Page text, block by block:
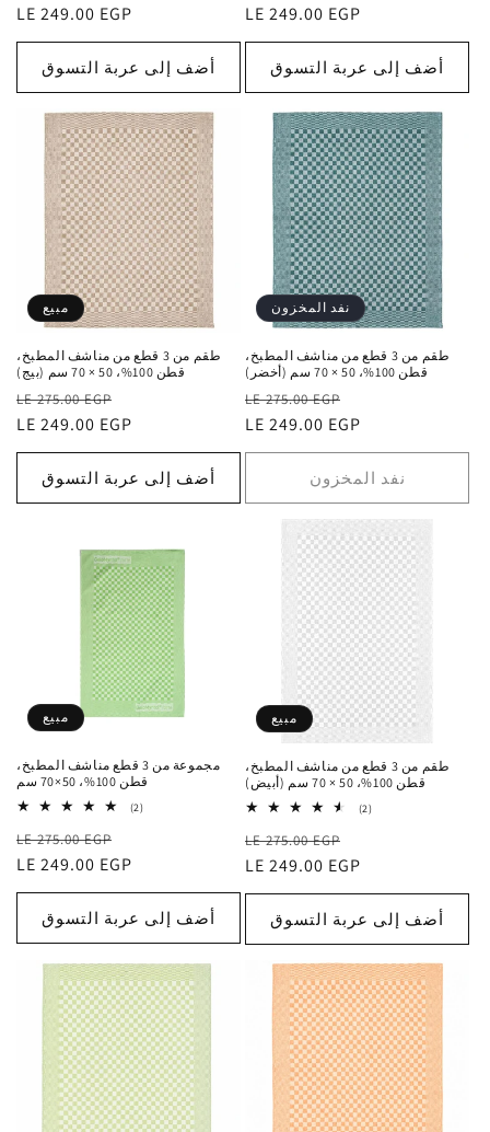
الاعتيادي
البيعLE 249.00 EGP
أضف إلى عربة التسوق
الاعتيادي
البيعLE 249.00 EGP
أضف إلى عربة التسوق
مبيع
طقم من 3 قطع من مناشف المطبخ،
قطن 100%، 50 × 70 سم (بيج)
السعر
الاعتيادي
LE 275.00 EGP
البيعLE 249.00 EGP
أضف إلى عربة التسوق
نفد المخزون
طقم من 3 قطع من مناشف المطبخ،
قطن 100%، 50 × 70 سم (أخضر)
السعر
الاعتيادي
LE 275.00 EGP
البيعLE 249.00 EGP
نفد المخزون
مبيع
مجموعة من 3 قطع مناشف المطبخ،
قطن 100%، 50×70 سم
(2)2
السعر
الاعتيادي
LE 275.00 EGP
البيعLE 249.00 EGP
أضف إلى عربة التسوق
مبيع
طقم من 3 قطع من مناشف المطبخ،
قطن 100%، 50 × 70 سم (أبيض)
(2)2
السعر
الاعتيادي
LE 275.00 EGP
البيعLE 249.00 EGP
أضف إلى عربة التسوق